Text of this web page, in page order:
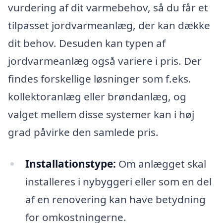
vurdering af dit varmebehov, så du får et
tilpasset jordvarmeanlæg, der kan dække
dit behov. Desuden kan typen af
jordvarmeanlæg også variere i pris. Der
findes forskellige løsninger som f.eks.
kollektoranlæg eller brøndanlæg, og
valget mellem disse systemer kan i høj
grad påvirke den samlede pris.
Installationstype: Om anlægget skal
installeres i nybyggeri eller som en del
af en renovering kan have betydning
for omkostningerne.